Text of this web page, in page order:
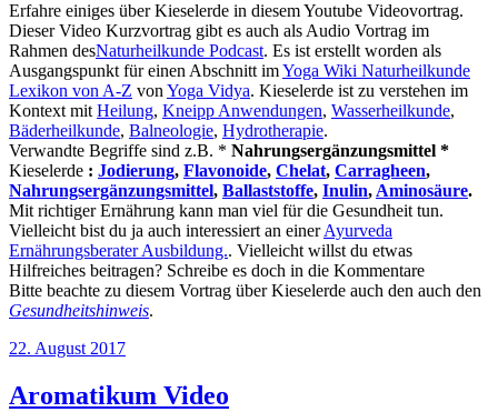
Erfahre einiges über Kieselerde in diesem Youtube Videovortrag.
Dieser Video Kurzvortrag gibt es auch als Audio Vortrag im
Rahmen desNaturheilkunde Podcast. Es ist erstellt worden als
Ausgangspunkt für einen Abschnitt imYoga Wiki Naturheilkunde
Lexikon von A-Z von Yoga Vidya. Kieselerde ist zu verstehen im
Kontext mit Heilung, Kneipp Anwendungen, Wasserheilkunde,
Bäderheilkunde, Balneologie, Hydrotherapie.
Verwandte Begriffe sind z.B. * Nahrungsergänzungsmittel *
Kieselerde : Jodierung, Flavonoide, Chelat, Carragheen,
Nahrungsergänzungsmittel, Ballaststoffe, Inulin, Aminosäure.
Mit richtiger Ernährung kann man viel für die Gesundheit tun.
Vielleicht bist du ja auch interessiert an einerAyurveda
Ernährungsberater Ausbildung.. Vielleicht willst du etwas
Hilfreiches beitragen? Schreibe es doch in die Kommentare
Bitte beachte zu diesem Vortrag über Kieselerde auch den auch den
Gesundheitshinweis.
Veröffentlicht
22. August 2017
Aromatikum Video